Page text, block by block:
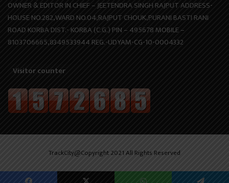
OWNER & EDITOR IN CHIEF – JEETENDRA SINGH RAJPUT ADDRESS-
HOUSE NO.282,WARD NO.04,RAJPUT CHOUK,PURANI BASTI RANI
ROAD KORBA DIST.- KORBA (C.G.) PIN – 495678 MOBILE –
8103706665,8349533944 REG.-UDYAM-CG-10-0004332
Visitor counter
TrackCity@Copyright 2021 All Rights Reserved